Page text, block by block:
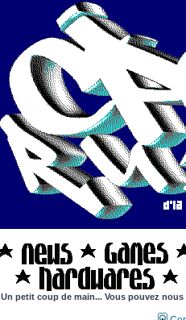
Un petit coup de main... Vous pouvez